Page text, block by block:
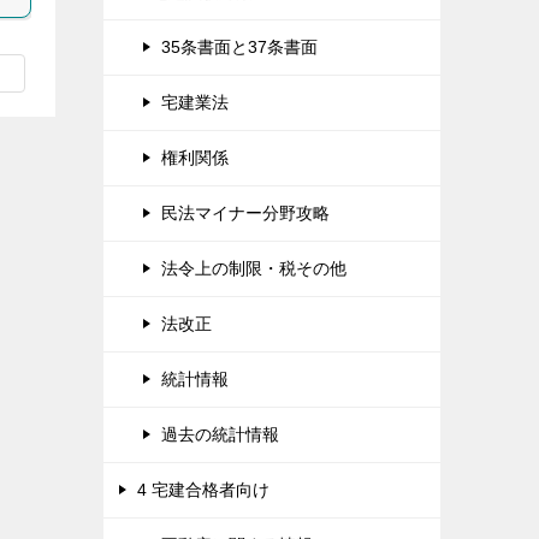
35条書面と37条書面
宅建業法
権利関係
民法マイナー分野攻略
法令上の制限・税その他
法改正
統計情報
過去の統計情報
4 宅建合格者向け